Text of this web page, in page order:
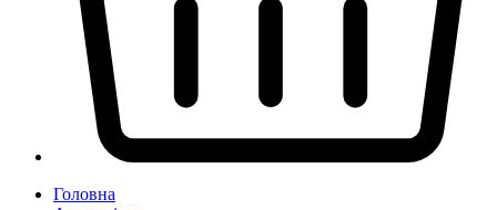
Головна